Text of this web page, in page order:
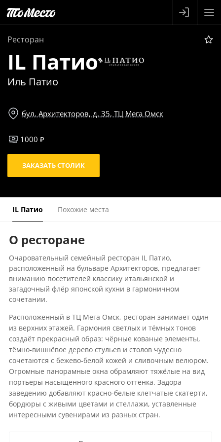
Ресторан
IL Патио
Иль Патио
бул. Архитекторов, д. 35, ТЦ Мега Омск
1000 ₽
ЗАКАЗАТЬ СТОЛИК
IL Патио Похожие места
О ресторане
Очаровательный семейный ресторан IL Патио,
расположенный на бульваре Архитекторов, предлагает
вниманию посетителей классику итальянской и
загадочный флёр японской кухни в гармоничном
сочетании.
Расположенный в ТЦ Мега Омск, ресторан занимает один
из верхних этажей. Гармония светлых и тёмных тонов
создаёт прекрасный образ: чёрные кованые элементы,
тёмно-вишнёвое дерево стульев и столов чудесно
сочетаются с бежево-белой кожей и сливочным велюром.
Огромные панорамные окна обрамляют тяжёлые на вид
портьеры насыщенного красного оттенка. Задора
заведению добавляют красно-белые клетчатые скатерти,
бордюры с живыми цветами и стеллажи, уставленные
интересными сувенирами из разных стран.